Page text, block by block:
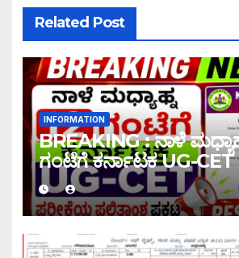
Related Post
INFORMATION
BREAKING : ನಾಳೆ
ಗಂಟೆಗೆ ಕರ್ನಾಟಕ UG-
ಫಲಿತಾಂಶ ಪ್ರಕಟ |UG-
2026